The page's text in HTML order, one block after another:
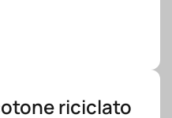
riciclato